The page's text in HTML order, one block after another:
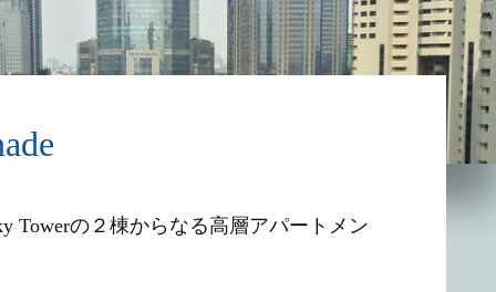
Towerの２棟からなる高層アパートメン